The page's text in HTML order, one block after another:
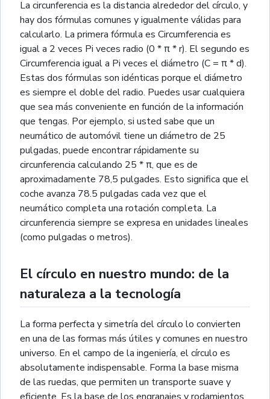
La circunferencia es la distancia alrededor del círculo, y
hay dos fórmulas comunes y igualmente válidas para
calcularlo. La primera fórmula es Circumferencia es
igual a 2 veces Pi veces radio (0 * π * r). El segundo es
Circumferencia igual a Pi veces el diámetro (C = π * d).
Estas dos fórmulas son idénticas porque el diámetro
es siempre el doble del radio. Puedes usar cualquiera
que sea más conveniente en función de la información
que tengas. Por ejemplo, si usted sabe que un
neumático de automóvil tiene un diámetro de 25
pulgadas, puede encontrar rápidamente su
circunferencia calculando 25 * π, que es de
aproximadamente 78,5 pulgades. Esto significa que el
coche avanza 78.5 pulgadas cada vez que el
neumático completa una rotación completa. La
circunferencia siempre se expresa en unidades lineales
(como pulgadas o metros).
El círculo en nuestro mundo: de la
naturaleza a la tecnología
La forma perfecta y simetría del círculo lo convierten
en una de las formas más útiles y comunes en nuestro
universo. En el campo de la ingeniería, el círculo es
absolutamente indispensable. Forma la base misma
de las ruedas, que permiten un transporte suave y